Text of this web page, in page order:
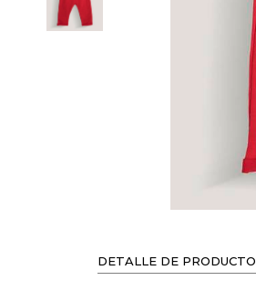
DETALLE DE PRODUCTO